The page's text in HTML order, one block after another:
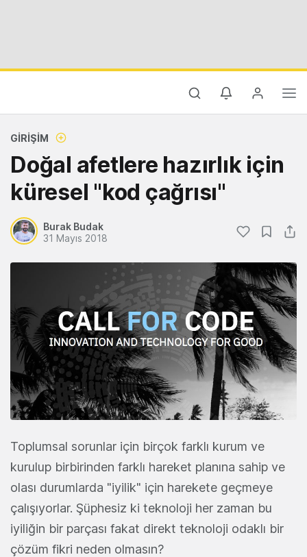
GIRIŞIM
Doğal afetlere hazırlık için
küresel "kod çağrısı"
Burak Budak
31 Mayıs 2018
Toplumsal sorunlar için birçok farklı kurum ve
kurulup birbirinden farklı hareket planına sahip ve
olası durumlarda "iyilik" için harekete geçmeye
çalışıyorlar. Şüphesiz ki teknoloji her zaman bu
iyiliğin bir parçası fakat direkt teknoloji odaklı bir
çözüm fikri neden olmasın?